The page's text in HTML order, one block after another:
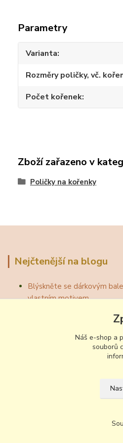
Parametry
Varianta
Rozměry poličky, vč.
Počet kořenek
Zboží zařazeno v
Poličky na kořenky
Nejčtenější na blogu
Blýskněte se dárkovým
vlastním motivem
Jak otevřít víno bez
Národní zvyklosti pití vína
Odzátkování a nalévání vína
Náš e-shop a
souborů